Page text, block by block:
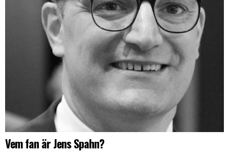
Vem fan är Jens Spahn?